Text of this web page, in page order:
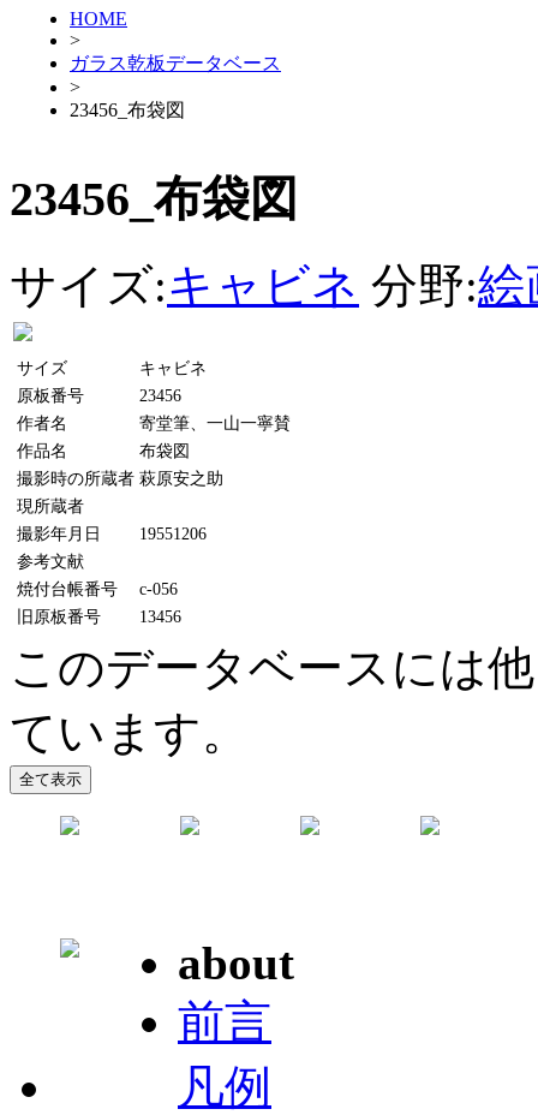
HOME
>
ガラス乾板データベース
>
23456_布袋図
23456_布袋図
サイズ:キャビネ 分野:絵
サイズ
キャビネ
原板番号
23456
作者名
寄堂筆、一山一寧賛
作品名
布袋図
撮影時の所蔵者 萩原安之助
現所蔵者
撮影年月日
19551206
参考文献
焼付台帳番号
c-056
旧原板番号
13456
このデータベースには
ています。
about
前言
凡例